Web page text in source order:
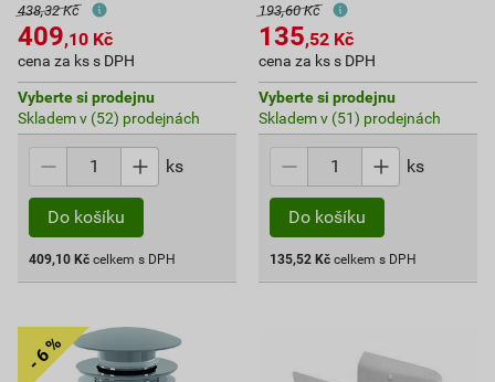
438,32 Kč
409,10 Kč
cena za ks s DPH
Vyberte si prodejnu
Skladem v (52) prodejnách
ks
Do košíku
409,10 Kč celkem s DPH
193,60 Kč
135,52 Kč
cena za ks s DPH
Vyberte si prodejnu
Skladem v (51) prodejnách
ks
Do košíku
135,52 Kč celkem s DPH